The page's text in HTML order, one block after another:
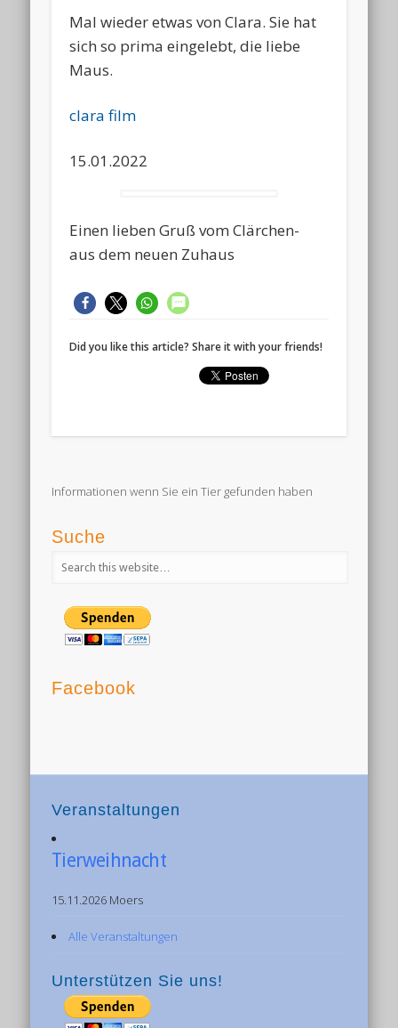
Mal wieder etwas von Clara. Sie hat
sich so prima eingelebt, die liebe
Maus.
clara film
15.01.2022
Einen lieben Gruß vom Clärchen-
aus dem neuen Zuhaus
Did you like this article? Share it with your friends!
Informationen wenn Sie ein Tier gefunden haben
Suche
Facebook
Veranstaltungen
Tierweihnacht
15.11.2026 Moers
Alle Veranstaltungen
Unterstützen Sie uns!